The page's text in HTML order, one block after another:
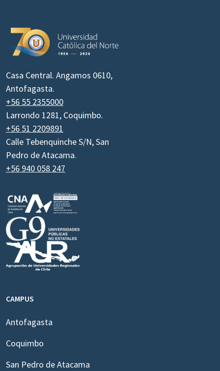
Casa Central. Angamos 0610,
Antofagasta.
+56 55 2355000
Larrondo 1281, Coquimbo.
+56 51 2209891
Calle Tebenquinche S/N, San
Pedro de Atacama.
+56 940 058 247
CAMPUS
Antofagasta
Coquimbo
San Pedro de Atacama